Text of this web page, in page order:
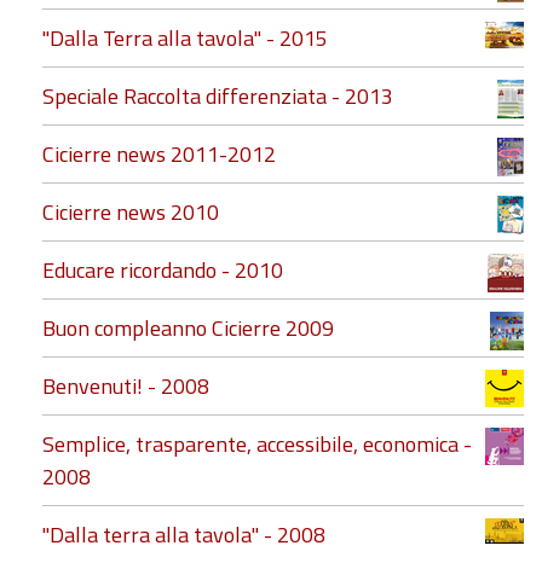
"Dalla Terra alla tavola" - 2015
Speciale Raccolta differenziata - 2013
Cicierre news 2011-2012
Cicierre news 2010
Educare ricordando - 2010
Buon compleanno Cicierre 2009
Benvenuti! - 2008
Semplice, trasparente, accessibile, economica -
2008
"Dalla terra alla tavola" - 2008